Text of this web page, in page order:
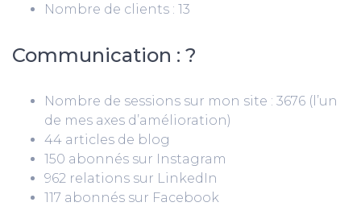
Nombre de clients : 13
Communication : ?
Nombre de sessions sur mon site : 3676 (l’un
de mes axes d’amélioration)
44 articles de blog
150 abonnés sur Instagram
962 relations sur LinkedIn
117 abonnés sur Facebook